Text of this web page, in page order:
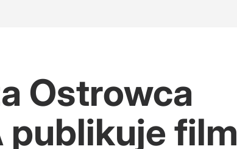
Ostrowca
publikuje film